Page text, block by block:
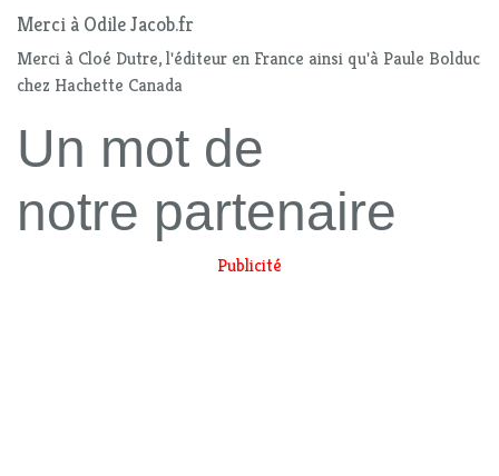
Merci à Odile Jacob.fr
Merci à Cloé Dutre, l'éditeur en France ainsi qu'à Paule Bolduc
chez Hachette Canada
Un mot de
notre partenaire
Publicité